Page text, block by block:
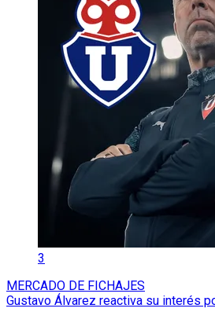
3
MERCADO DE FICHAJES
Gustavo Álvarez reactiva su interés